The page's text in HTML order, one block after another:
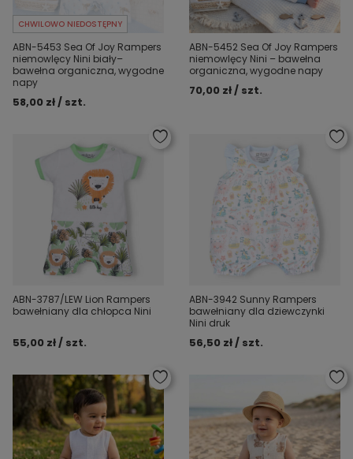
CHWILOWO NIEDOSTĘPNY
ABN-5453 Sea Of Joy Rampers
niemowlęcy Nini biały–
bawełna organiczna, wygodne
napy
58,00 zł / szt.
ABN-5452 Sea Of Joy Rampers
niemowlęcy Nini – bawełna
organiczna, wygodne napy
70,00 zł / szt.
ABN-3787/LEW Lion Rampers
bawełniany dla chłopca Nini
55,00 zł / szt.
ABN-3942 Sunny Rampers
bawełniany dla dziewczynki
Nini druk
56,50 zł / szt.